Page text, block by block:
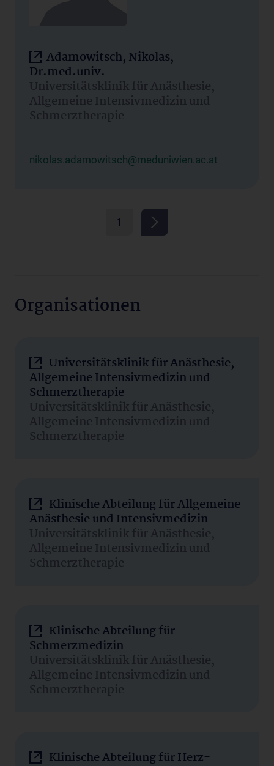
Adamowitsch, Nikolas,
Dr.med.univ.
Universitätsklinik für Anästhesie,
Allgemeine Intensivmedizin und
Schmerztherapie
nikolas.adamowitsch@meduniwien.ac.at
1
Organisationen
Universitätsklinik für Anästhesie,
Allgemeine Intensivmedizin und
Schmerztherapie
Universitätsklinik für Anästhesie,
Allgemeine Intensivmedizin und
Schmerztherapie
Klinische Abteilung für Allgemeine
Anästhesie und Intensivmedizin
Universitätsklinik für Anästhesie,
Allgemeine Intensivmedizin und
Schmerztherapie
Klinische Abteilung für
Schmerzmedizin
Universitätsklinik für Anästhesie,
Allgemeine Intensivmedizin und
Schmerztherapie
Klinische Abteilung für Herz-